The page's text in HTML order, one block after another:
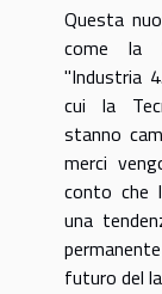
Questa
come la
"Industria
cui la
stanno
merci
conto che
una
futuro del